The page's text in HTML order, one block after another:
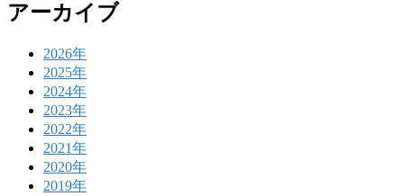
アーカイブ
2026年
2025年
2024年
2023年
2022年
2021年
2020年
2019年